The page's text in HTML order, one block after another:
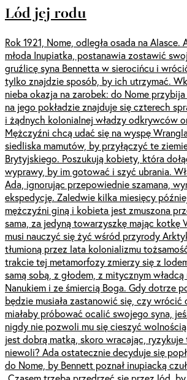
Lód jej rodu
Rok 1921, Nome, odległa osada na Alasce.
młoda Inupiatka, postanawia zostawić
gruźlicę syna Bennetta w sierocińcu i
tylko znajdzie sposób, by ich utrzymać.
nieba okazja na zarobek: do Nome
na jego pokładzie znajduje się czterech
i żądnych kolonialnej władzy odkrywców
Mężczyźni chcą udać się na wyspę
siedliska mamutów, by przyłączyć te
Brytyjskiego. Poszukują kobiety, która
wyprawy, by im gotować i szyć ubrania.
Ada, ignorując przepowiednie szamana,
ekspedycję. Zaledwie kilka miesięcy
mężczyźni giną i kobieta jest zmuszona
sama, za jedyną towarzyszkę mając kotkę
musi nauczyć się żyć wśród przyrody
tłumioną przez lata kolonializmu
trakcie tej metamorfozy zmierzy się z
samą sobą, z głodem, z mitycznym
Nanukiem i ze śmiercią Boga. Gdy dotrze
będzie musiała zastanowić się, czy wrócić
miałaby próbować ocalić swojego syna,
nigdy nie pozwoli mu się cieszyć
jest dobrą matką, skoro wracając, ryzykuje
niewoli? Ada ostatecznie decyduje się
do Nome, by Bennett poznał inupiacką